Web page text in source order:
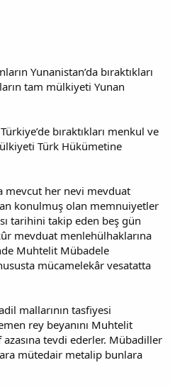
Yunanistan’da bıraktıkları
tam mülkiyeti Yunan
bıraktıkları menkul ve
Türk Hükümetine
mevcut her nevi mevduat
konulmuş olan memnuiyetler
tarihini takip eden beş gün
mevduat menlehülhaklarına
Muhtelit Mübadele
mücamelekâr vesatatta
mallarının tasfiyesi
rey beyanını Muhtelit
tevdi ederler. Mübadiller
mütedair metalip bunlara